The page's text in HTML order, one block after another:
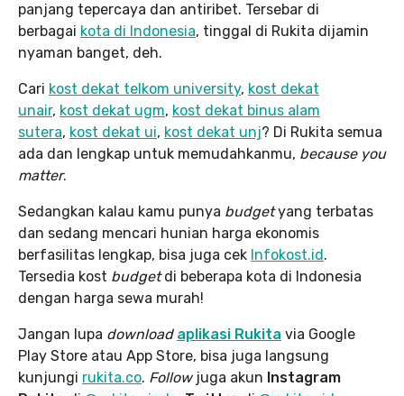
panjang tepercaya dan antiribet. Tersebar di
berbagai kota di Indonesia, tinggal di Rukita dijamin
nyaman banget, deh.
Cari kost dekat telkom university, kost dekat
unair, kost dekat ugm, kost dekat binus alam
sutera, kost dekat ui, kost dekat unj? Di Rukita semua
ada dan lengkap untuk memudahkanmu, because you
matter.
Sedangkan kalau kamu punya budgetyang terbatas
dan sedang mencari hunian harga ekonomis
berfasilitas lengkap, bisa juga cek Infokost.id.
Tersedia kost budgetdi beberapa kota di Indonesia
dengan harga sewa murah!
Jangan lupa download aplikasi Rukita via Google
Play Store atau App Store, bisa juga langsung
kunjungi rukita.co. Followjuga akun Instagram